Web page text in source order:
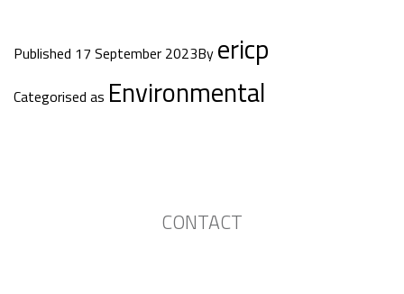
Published 17 September 2023By ericp
Categorised as Environmental
CONTACT